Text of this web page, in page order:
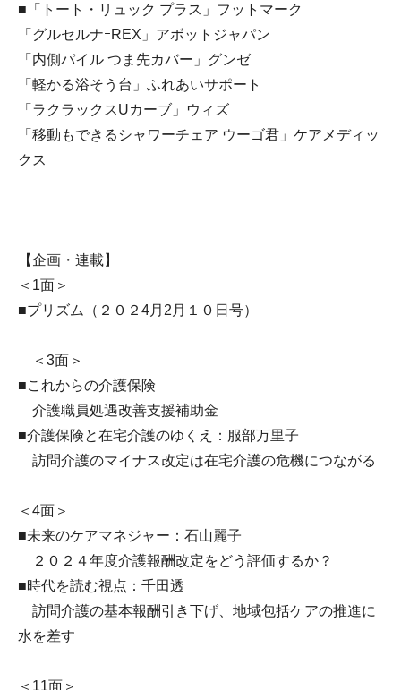
■「トート・リュック プラス」フットマーク
「グルセルナｰREX」アボットジャパン
「内側パイル つま先カバー」グンゼ
「軽かる浴そう台」ふれあいサポート
「ラクラックスUカーブ」ウィズ
「移動もできるシャワーチェア ウーゴ君」ケアメディッ
クス
【企画・連載】
＜1面＞
■プリズム（２０２4月2月１０日号）
＜3面＞
■これからの介護保険
介護職員処遇改善支援補助金
■介護保険と在宅介護のゆくえ：服部万里子
訪問介護のマイナス改定は在宅介護の危機につながる
＜4面＞
■未来のケアマネジャー：石山麗子
２０２４年度介護報酬改定をどう評価するか？
■時代を読む視点：千田透
訪問介護の基本報酬引き下げ、地域包括ケアの推進に
水を差す
＜11面＞